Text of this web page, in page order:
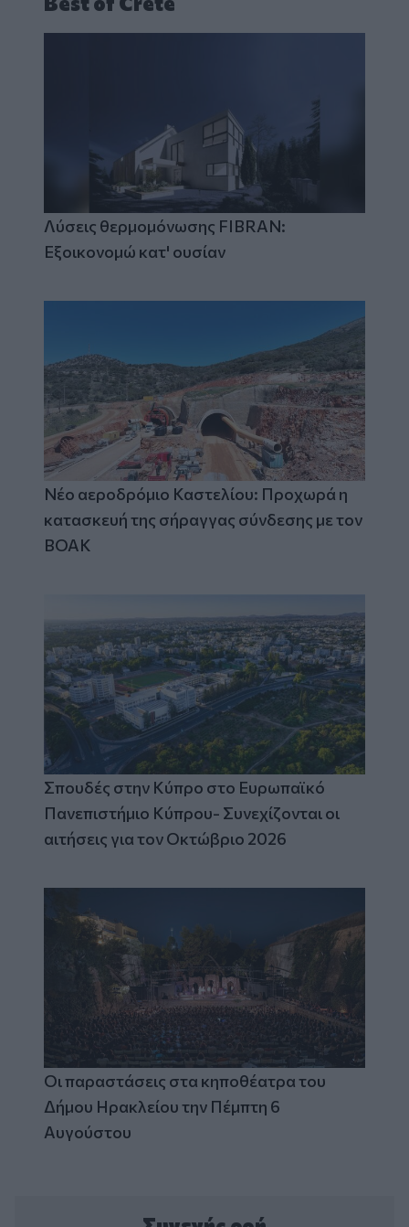
Λύσεις θερμομόνωσης FIBRAN:
Εξοικονομώ κατ' ουσίαν
Νέο αεροδρόμιο Καστελίου: Προχωρά η
κατασκευή της σήραγγας σύνδεσης με τον
ΒΟΑΚ
Σπουδές στην Κύπρο στο Ευρωπαϊκό
Πανεπιστήμιο Κύπρου- Συνεχίζονται οι
αιτήσεις για τον Οκτώβριο 2026
Οι παραστάσεις στα κηποθέατρα του
Δήμου Ηρακλείου την Πέμπτη 6
Αυγούστου